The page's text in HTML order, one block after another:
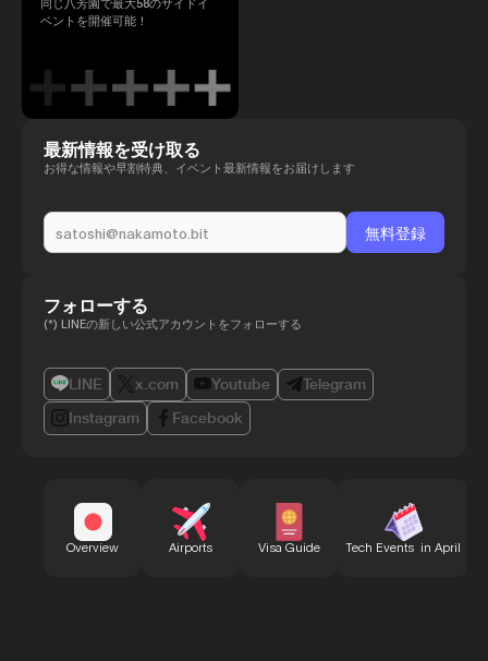
ベントを開催可能！
最新情報を受け取る
お得な情報や早割特典、イベント最新情報をお届けします
フォローする
(*) LINEの新しい公式アカウントをフォローする
LINE x.com Youtube
Telegram
Instagram
Facebook
Overview Airports Visa Guide Tech Events in April